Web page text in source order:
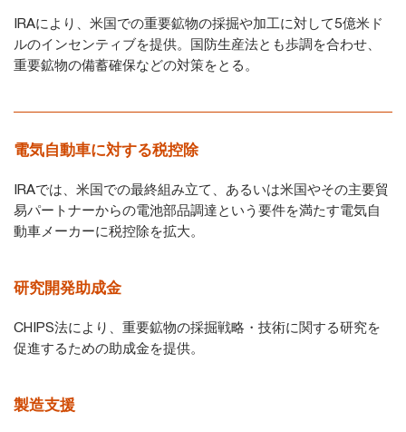
IRAにより、米国での重要鉱物の採掘や加工に対して5億米ド
ルのインセンティブを提供。国防生産法とも歩調を合わせ、
重要鉱物の備蓄確保などの対策をとる。
電気自動車に対する税控除
IRAでは、米国での最終組み立て、あるいは米国やその主要貿
易パートナーからの電池部品調達という要件を満たす電気自
動車メーカーに税控除を拡大。
研究開発助成金
CHIPS法により、重要鉱物の採掘戦略・技術に関する研究を
促進するための助成金を提供。
製造支援